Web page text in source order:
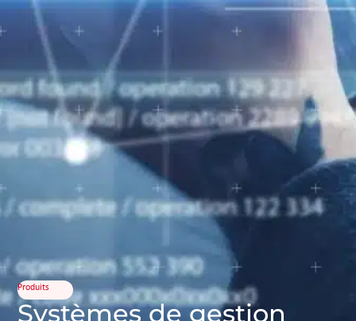
Produits
Systèmes de gestion